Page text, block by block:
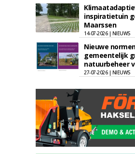
inspiratietuin
Maarssen
14-07-2026 | NIEUWS
Nieuwe
gemeentelijk
natuurbeheer
27-07-2026 | NIEUWS